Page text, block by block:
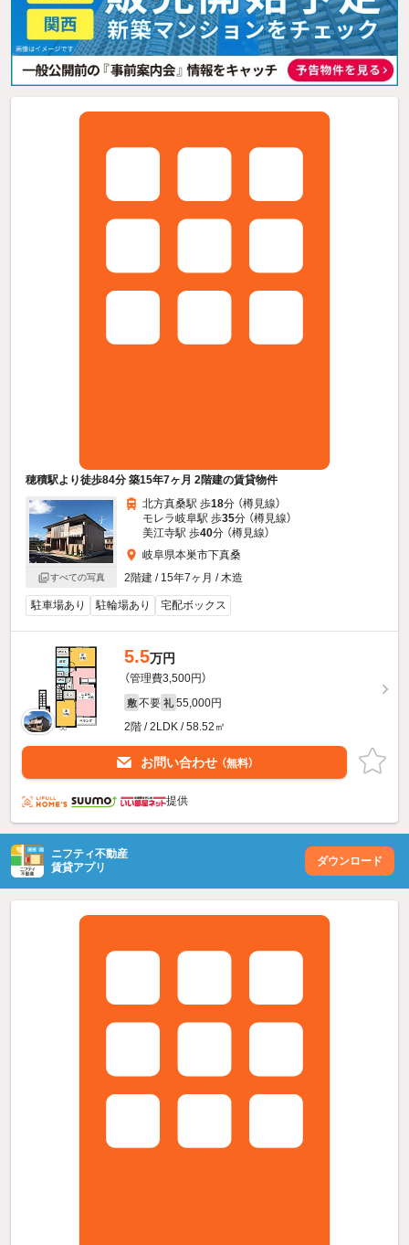
穂積駅より徒歩84分 築15年7ヶ月 2階建の賃貸物件
すべての写真
北方真桑駅 歩18分 （樽見線）
モレラ岐阜駅 歩35分 （樽見線）
美江寺駅 歩40分 （樽見線）
岐阜県本巣市下真桑
2階建 / 15年7ヶ月 / 木造
駐車場あり 駐輪場あり 宅配ボックス
5.5万円
（管理費3,500円）
敷 不要 礼 55,000円
2階 / 2LDK / 58.52㎡
お問い合わせ （無料）
提供
ニフティ不動産
賃貸アプリ
ダウンロード